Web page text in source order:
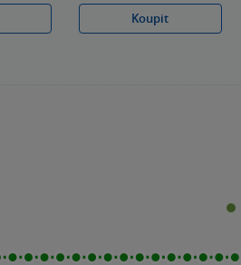
Koupit